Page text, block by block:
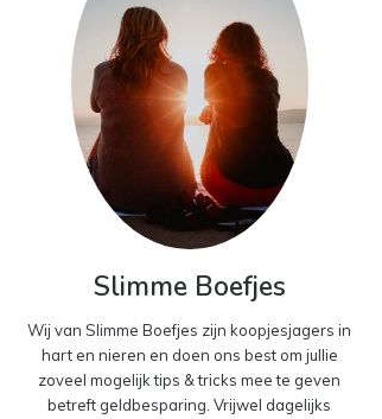
Slimme Boefjes
Wij van Slimme Boefjes zijn koopjesjagers in
hart en nieren en doen ons best om jullie
zoveel mogelijk tips & tricks mee te geven
betreft geldbesparing. Vrijwel dagelijks